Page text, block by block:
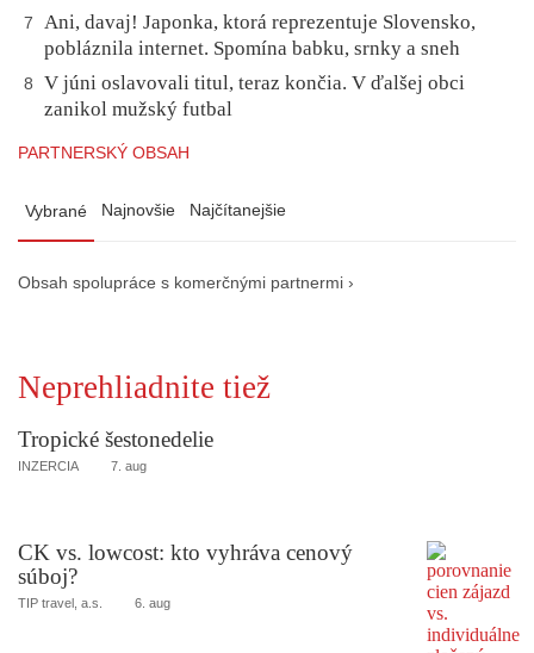
7
Ani, davaj! Japonka, ktorá reprezentuje Slovensko,
pobláznila internet. Spomína babku, srnky a sneh
8
V júni oslavovali titul, teraz končia. V ďalšej obci
zanikol mužský futbal
PARTNERSKÝ OBSAH
Vybrané Najnovšie Najčítanejšie
Obsah spolupráce s komerčnými partnermi ›
Neprehliadnite tiež
Tropické šestonedelie
INZERCIA 7. aug
CK vs. lowcost: kto vyhráva cenový
súboj?
TIP travel, a.s. 6. aug